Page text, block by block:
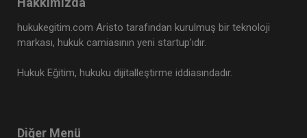
hukukegitim.com Aristo tarafından kurulmuş bir teknoloji
markası, hukuk camiasının yeni startup’ıdır.
Hukuk Eğitim, hukuku dijitalleştirme iddiasındadır.
Diğer Menü